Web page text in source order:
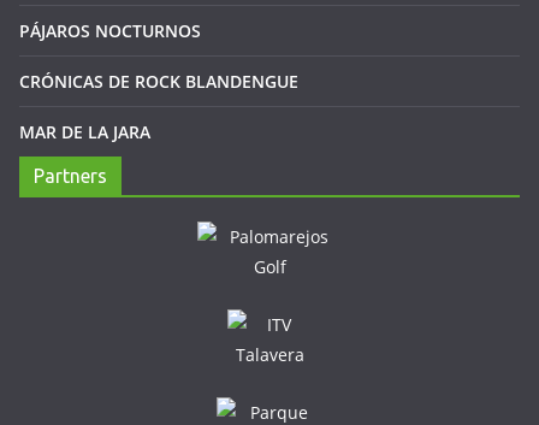
PÁJAROS NOCTURNOS
CRÓNICAS DE ROCK BLANDENGUE
MAR DE LA JARA
Partners